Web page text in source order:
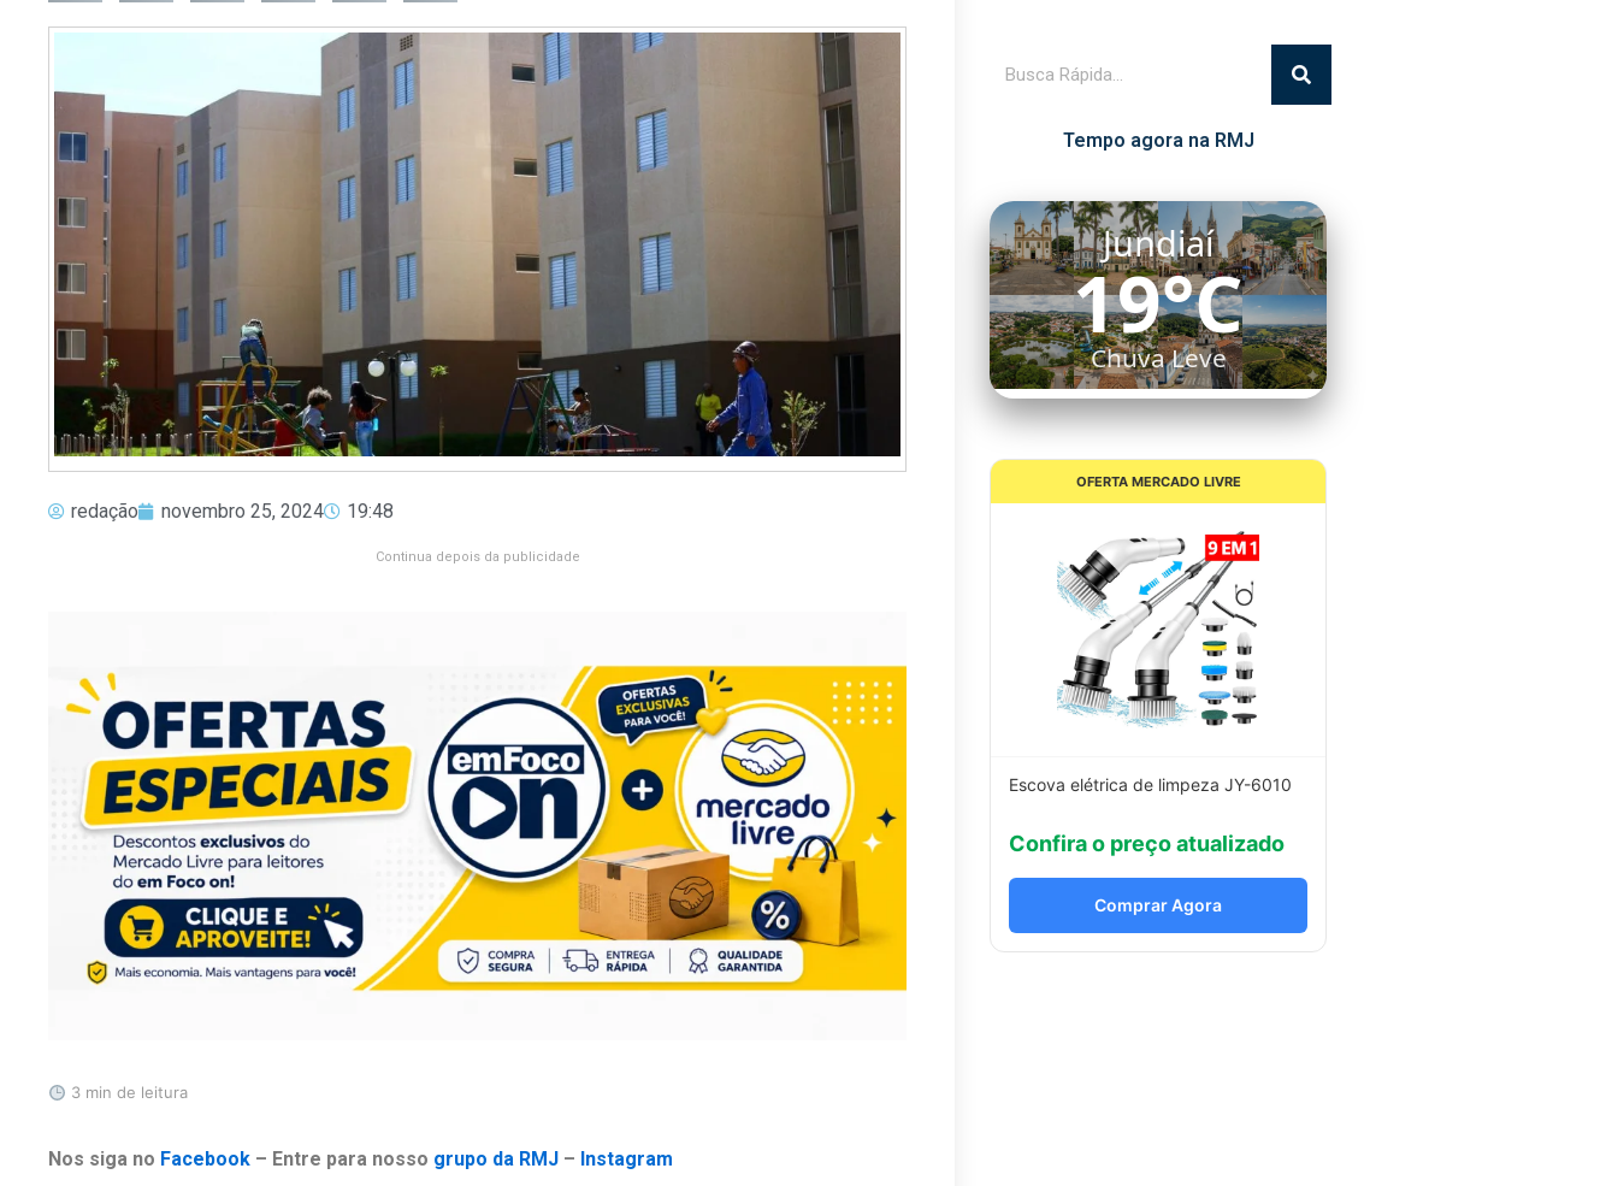
redação novembro 25, 2024 19:48
Continua depois da publicidade
3 min de leitura
Nos siga no Facebook – Entre para nosso grupo da RMJ – Instagram
Tempo agora na RMJ
Jundiaí
19°C
Chuva Leve
OFERTA MERCADO LIVRE
Escova elétrica de limpeza JY-6010
Confira o preço atualizado
Comprar Agora